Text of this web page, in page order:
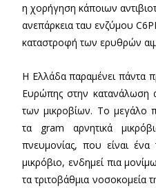
η χορήγηση κάποιων
ανεπάρκεια ταυ ενζύμου
καταστροφή των ερυθρών
Η Ελλάδα παραμένει πάντα
Ευρώπης στην κατανάλωση
των μικροβίων. Το μεγάλο
τα gram αρνητικά
πνευμονίας, που είναι
μικρόβιο, ενδημεί πια
τα τριτοβάθμια νοσοκομεία